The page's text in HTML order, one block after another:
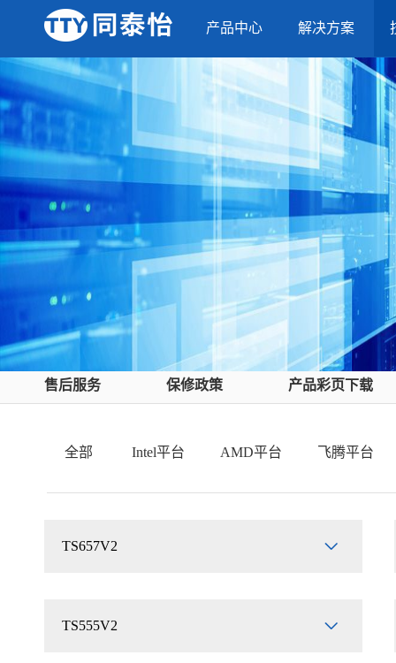
产品中心 解决方案
售后服务 保修政策 产品彩页下载
全部 Intel平台 AMD平台 飞腾平台
TS657V2
TS555V2